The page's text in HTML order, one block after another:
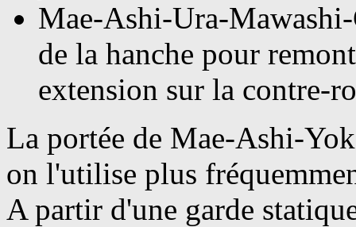
Mae-Ashi-Ura-
de la hanche pour
extension sur la contre-
La portée de Mae-Ashi-
on l'utilise plus
A partir d'une garde